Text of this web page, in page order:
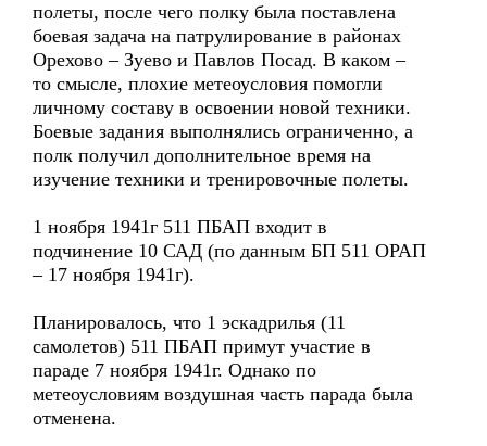
полеты, после чего полку была поставлена
боевая задача на патрулирование в районах
Орехово – Зуево и Павлов Посад. В каком –
то смысле, плохие метеоусловия помогли
личному составу в освоении новой техники.
Боевые задания выполнялись ограниченно, а
полк получил дополнительное время на
изучение техники и тренировочные полеты.
1 ноября 1941г 511 ПБАП входит в
подчинение 10 САД (по данным БП 511 ОРАП
– 17 ноября 1941г).
Планировалось, что 1 эскадрилья (11
самолетов) 511 ПБАП примут участие в
параде 7 ноября 1941г. Однако по
метеоусловиям воздушная часть парада была
отменена.